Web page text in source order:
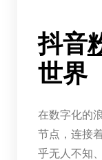
抖音
世界
在数字化的
节点，连接
乎无人不知